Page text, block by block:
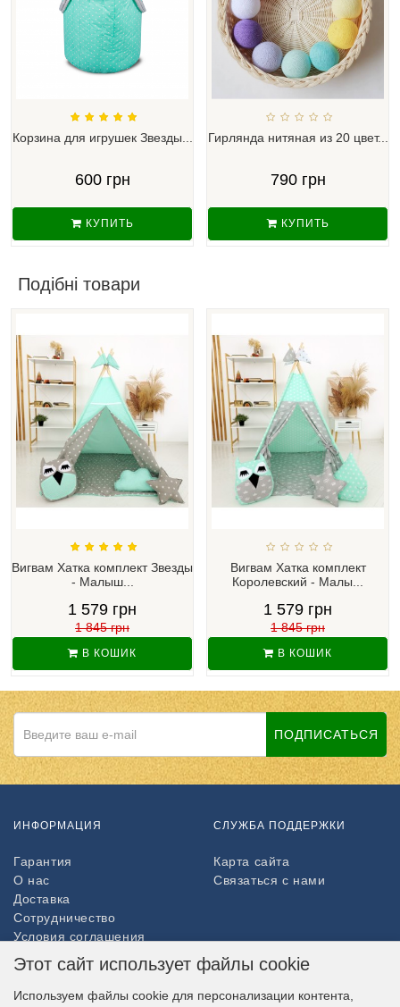
Корзина для игрушек Звезды...
600 грн
КУПИТЬ
Гирлянда нитяная из 20 цвет...
790 грн
КУПИТЬ
Подібні товари
Вигвам Хатка комплект Звезды
- Малыш...
1 579 грн
1 845 грн
В КОШИК
Вигвам Хатка комплект
Королевский - Малы...
1 579 грн
1 845 грн
В КОШИК
ПОДПИСАТЬСЯ
ИНФОРМАЦИЯ
Гарантия
О нас
Доставка
Сотрудничество
Условия соглашения
Возврат товара
СЛУЖБА ПОДДЕРЖКИ
Карта сайта
Связаться с нами
Этот сайт использует файлы cookie
Используем файлы cookie для персонализации контента,